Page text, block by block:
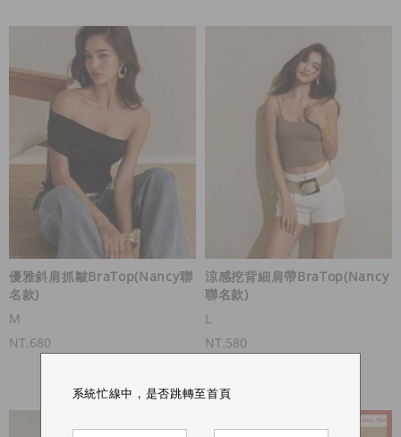
優雅斜肩抓皺BraTop(Nancy聯
名款)
M
NT.680
涼感挖背細肩帶BraTop(Nancy
聯名款)
L
NT.580
系統忙線中，是否跳轉至首頁
系統忙線中，是否跳轉至首頁
系統忙線中，是否跳轉至首頁
系統忙線中，是否跳轉至首頁